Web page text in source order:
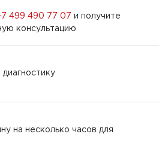
499 490 77 07 и получите
консультацию
на несколько часов для